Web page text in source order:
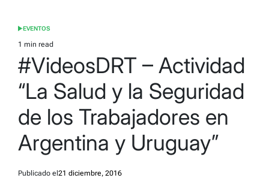
POSTED
IN
EVENTOS
Estimated
read
time
1 min read
#VideosDRT – Actividad
“La Salud y la Seguridad
de los Trabajadores en
Argentina y Uruguay”
Publicado el 21 diciembre, 2016